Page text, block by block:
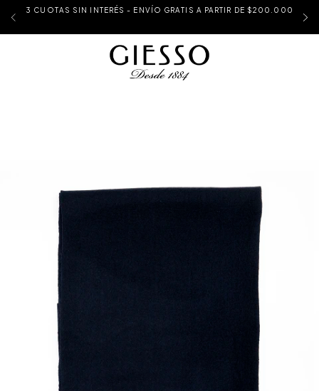
3 CUOTAS SIN INTERÉS - ENVÍO GRATIS A PARTIR DE $200.000